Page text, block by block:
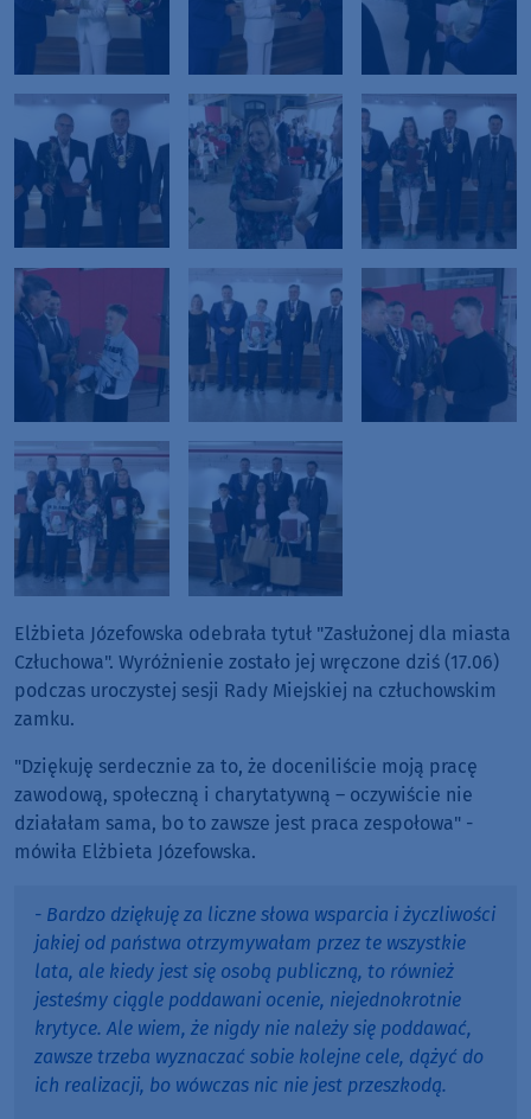
Elżbieta Józefowska odebrała tytuł "Zasłużonej dla miasta
Człuchowa". Wyróżnienie zostało jej wręczone dziś (17.06)
podczas uroczystej sesji Rady Miejskiej na człuchowskim
zamku.
"Dziękuję serdecznie za to, że doceniliście moją pracę
zawodową, społeczną i charytatywną – oczywiście nie
działałam sama, bo to zawsze jest praca zespołowa" -
mówiła Elżbieta Józefowska.
- Bardzo dziękuję za liczne słowa wsparcia i życzliwości
jakiej od państwa otrzymywałam przez te wszystkie
lata, ale kiedy jest się osobą publiczną, to również
jesteśmy ciągle poddawani ocenie, niejednokrotnie
krytyce. Ale wiem, że nigdy nie należy się poddawać,
zawsze trzeba wyznaczać sobie kolejne cele, dążyć do
ich realizacji, bo wówczas nic nie jest przeszkodą.